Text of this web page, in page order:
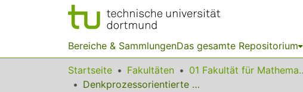
Bereiche & SammlungenDas gesamte Repositorium
Startseite Fakultäten 01
Denkprozessorientierte Leistungsmessung mit Computerunterstützung